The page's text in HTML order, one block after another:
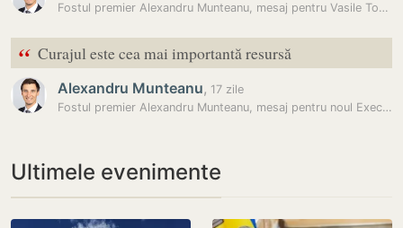
Fostul premier Alexandru Munteanu, mesaj pentru Vasile Tofan: „Sunt…
“ Curajul este cea mai importantă resursă
Alexandru Munteanu, 17 zile
Fostul premier Alexandru Munteanu, mesaj pentru noul Executiv:…
Ultimele evenimente